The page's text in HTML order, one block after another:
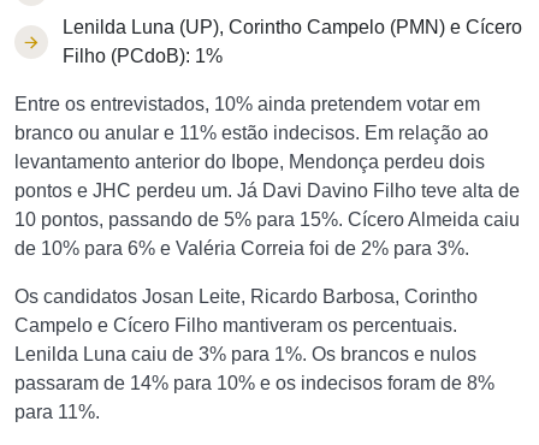
Lenilda Luna (UP), Corintho Campelo (PMN) e Cícero
Filho (PCdoB): 1%
Entre os entrevistados, 10% ainda pretendem votar em
branco ou anular e 11% estão indecisos. Em relação ao
levantamento anterior do Ibope, Mendonça perdeu dois
pontos e JHC perdeu um. Já Davi Davino Filho teve alta de
10 pontos, passando de 5% para 15%. Cícero Almeida caiu
de 10% para 6% e Valéria Correia foi de 2% para 3%.
Os candidatos Josan Leite, Ricardo Barbosa, Corintho
Campelo e Cícero Filho mantiveram os percentuais.
Lenilda Luna caiu de 3% para 1%. Os brancos e nulos
passaram de 14% para 10% e os indecisos foram de 8%
para 11%.